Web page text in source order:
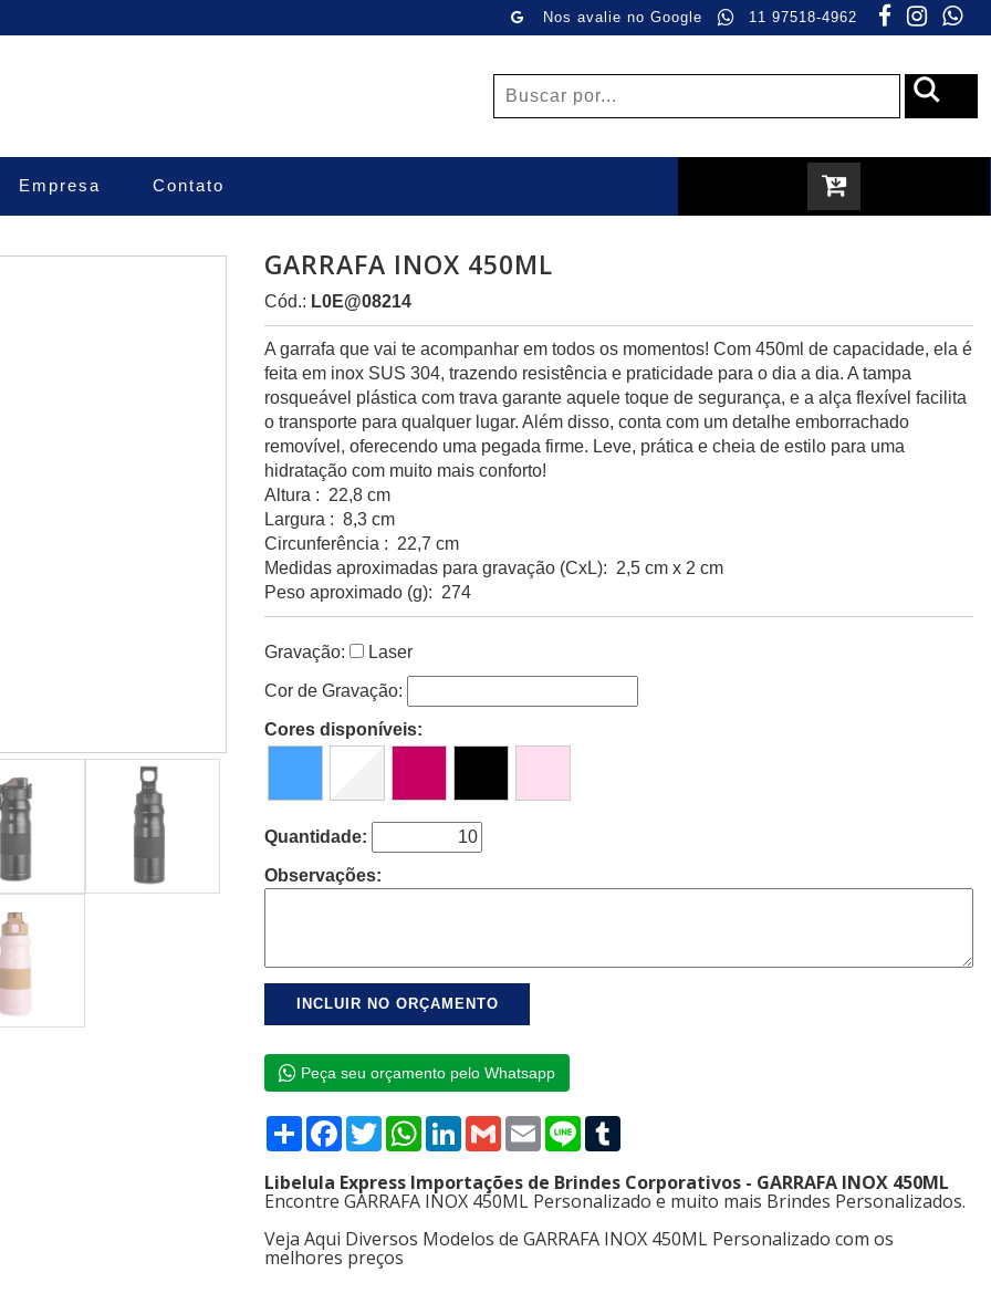
Nos avalie no Google 11 97518-4962
Empresa Contato
GARRAFA INOX 450ML
Cód.: L0E@08214
A garrafa que vai te acompanhar em todos os momentos! Com 450ml de capacidade, ela é
feita em inox SUS 304, trazendo resistência e praticidade para o dia a dia. A tampa
rosqueável plástica com trava garante aquele toque de segurança, e a alça flexível facilita
o transporte para qualquer lugar. Além disso, conta com um detalhe emborrachado
removível, oferecendo uma pegada firme. Leve, prática e cheia de estilo para uma
hidratação com muito mais conforto!
Altura : 22,8 cm
Largura : 8,3 cm
Circunferência : 22,7 cm
Medidas aproximadas para gravação (CxL): 2,5 cm x 2 cm
Peso aproximado (g): 274
Gravação: Laser
Cor de Gravação:
Cores disponíveis:
Quantidade:
Observações:
Peça seu orçamento pelo Whatsapp
Compartilhar
Facebook
TwitterWhatsApp
LinkedIn
GmailEmailLine
Libelula Express Importações de Brindes Corporativos - GARRAFA INOX 450ML
Encontre GARRAFA INOX 450ML Personalizado e muito mais Brindes Personalizados.
Veja Aqui Diversos Modelos de GARRAFA INOX 450ML Personalizado com os
melhores preços